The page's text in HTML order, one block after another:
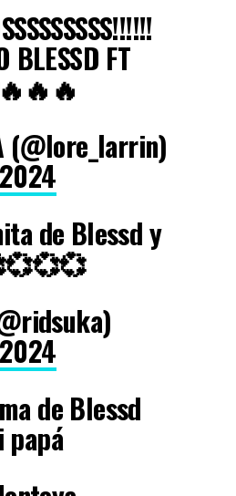
BLESSD FT
(@lore_larrin)
de Blessd y
de Blessd
papá